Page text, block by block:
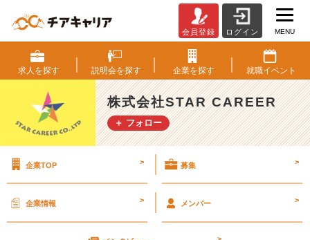
り
返
り
面
談
★
2
会
会員登録 ログイン MENU
求人を探す 説明会を探す 企業を探す 就職イベント
株式会社STAR CAREER
＋ フォロー
企業TOP > 募集 >
企業情報 > メンバー >